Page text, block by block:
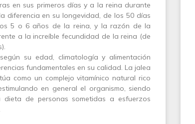
en sus primeros días y a la reina durante
diferencia en su longevidad, de los 50 días
5 o 6 años de la reina, y la razón de la
a la increíble fecundidad de la reina (de
su edad, climatología y alimentación
fundamentales en su calidad. La jalea
como un complejo vitamínico natural rico
en general el organismo, siendo
dieta de personas sometidas a esfuerzos